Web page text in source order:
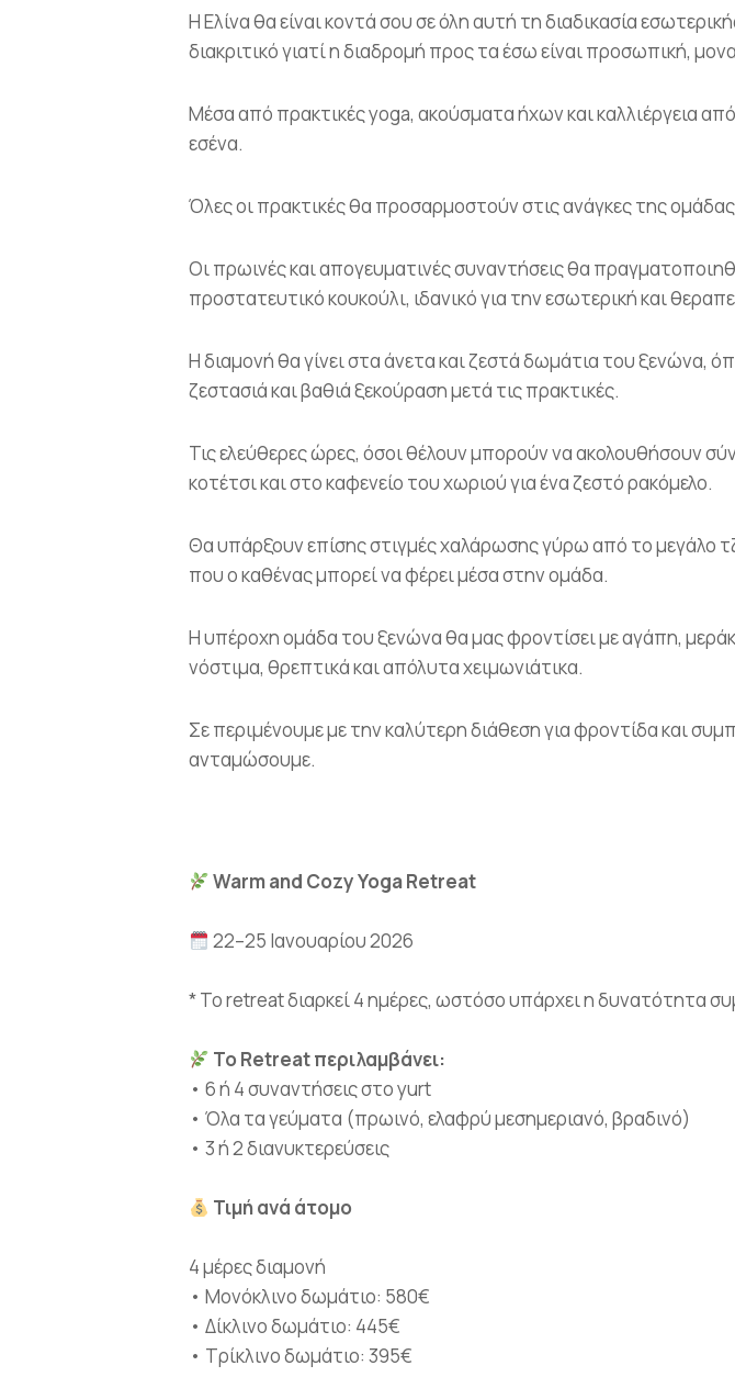
Η Ελίνα θα είναι κοντά σου σε όλη αυτή τη διαδικασία
διακριτικό γιατί η διαδρομή προς τα έσω είναι προσωπική,
Μέσα από πρακτικές yoga, ακούσματα ήχων και καλλιέργεια
εσένα.
Όλες οι πρακτικές θα προσαρμοστούν στις ανάγκες της
Οι πρωινές και απογευματινές συναντήσεις θα
προστατευτικό κουκούλι, ιδανικό για την εσωτερική και
Η διαμονή θα γίνει στα άνετα και ζεστά δωμάτια του ξενώνα,
ζεστασιά και βαθιά ξεκούραση μετά τις πρακτικές.
Τις ελεύθερες ώρες, όσοι θέλουν μπορούν να ακολουθήσουν
κοτέτσι και στο καφενείο του χωριού για ένα ζεστό ρακόμελο.
Θα υπάρξουν επίσης στιγμές χαλάρωσης γύρω από το μεγάλο
που ο καθένας μπορεί να φέρει μέσα στην ομάδα.
Η υπέροχη ομάδα του ξενώνα θα μας φροντίσει με αγάπη,
νόστιμα, θρεπτικά και απόλυτα χειμωνιάτικα.
Σε περιμένουμε με την καλύτερη διάθεση για φροντίδα και
ανταμώσουμε.
Warm and Cozy Yoga Retreat
22–25 Ιανουαρίου 2026
* Το retreat διαρκεί 4 ημέρες, ωστόσο υπάρχει η δυνατότητα
Το Retreat περιλαμβάνει:
• 6 ή 4 συναντήσεις στο yurt
• Όλα τα γεύματα (πρωινό, ελαφρύ μεσημεριανό, βραδινό)
• 3 ή 2 διανυκτερεύσεις
Τιμή ανά άτομο
4 μέρες διαμονή
• Μονόκλινο δωμάτιο: 580€
• Δίκλινο δωμάτιο: 445€
• Τρίκλινο δωμάτιο: 395€